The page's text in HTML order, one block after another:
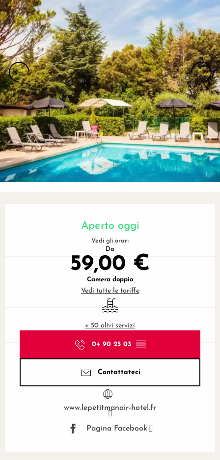
Aperto oggi
Vedi gli orari
Da
59,00 €
Camera doppia
Vedi tutte le tariffe
Piscina
+ 50 altri servizi
04 90 25 03 ▒▒
Contattateci
www.lepetitmanoir-hotel.fr
Pagina Facebook